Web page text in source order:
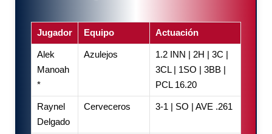
Jugador Equipo Actuación
Alek
Manoah
*
Azulejos
1.2 INN | 2H | 3C |
3CL | 1SO | 3BB |
PCL 16.20
Raynel
Delgado
Cerveceros 3-1 | SO | AVE .261